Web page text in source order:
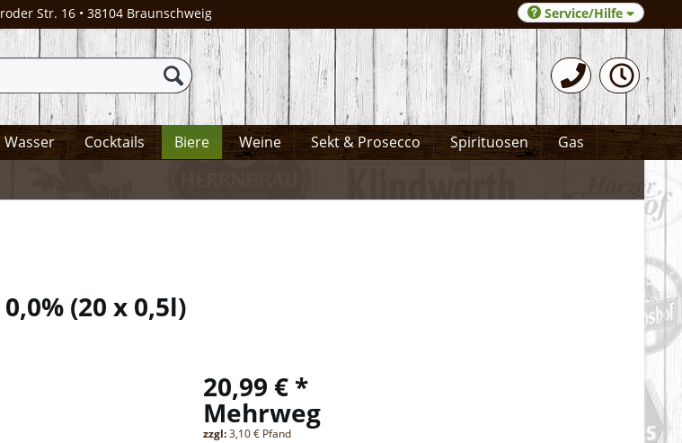
Str. 16 • 38104 Braunschweig 0531-372066
Service/Hilfe
Wasser Cocktails Biere Weine Sekt & Prosecco Spirituosen Gas
(20 x 0,5l)
20,99 € *
Mehrweg
zzgl:3,10 € Pfand